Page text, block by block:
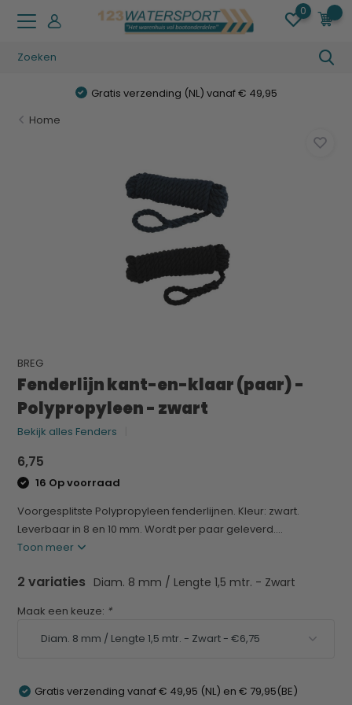
0
Gratis verzending (NL) vanaf € 49,95
Home
BREG
Fenderlijn kant-en-klaar (paar) -
Polypropyleen - zwart
Bekijk alles Fenders
6,75
16 Op voorraad
Voorgesplitste Polypropyleen fenderlijnen. Kleur: zwart.
Leverbaar in 8 en 10 mm. Wordt per paar geleverd....
Toon meer
2 variaties Diam. 8 mm / Lengte 1,5 mtr. - Zwart
Maak een keuze: *
Gratis verzending vanaf € 49,95 (NL) en € 79,95(BE)